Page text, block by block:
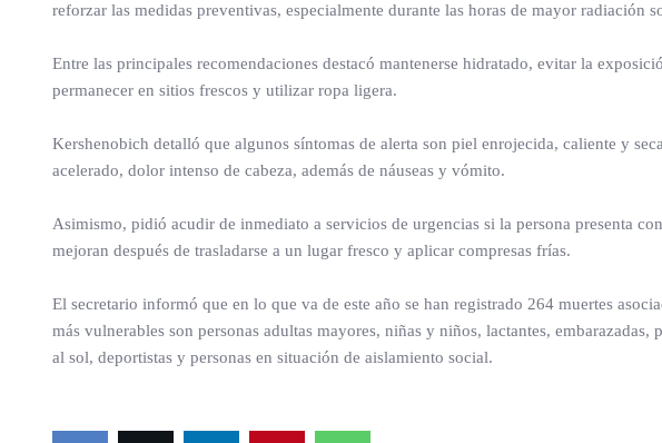
reforzar las medidas preventivas, especialmente durante las horas de mayor radiación
Entre las principales recomendaciones destacó mantenerse hidratado, evitar la
permanecer en sitios frescos y utilizar ropa ligera.
Kershenobich detalló que algunos síntomas de alerta son piel enrojecida, caliente y
acelerado, dolor intenso de cabeza, además de náuseas y vómito.
Asimismo, pidió acudir de inmediato a servicios de urgencias si la persona presenta
mejoran después de trasladarse a un lugar fresco y aplicar compresas frías.
El secretario informó que en lo que va de este año se han registrado 264 muertes
más vulnerables son personas adultas mayores, niñas y niños, lactantes,
al sol, deportistas y personas en situación de aislamiento social.